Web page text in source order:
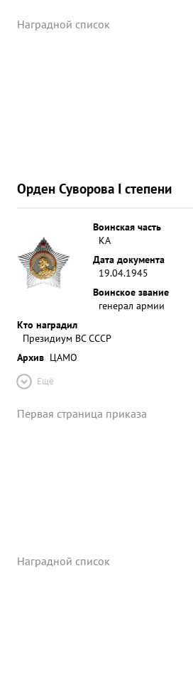
Наградной список
Орден Суворова I степени
Воинская часть
КА
Дата документа
19.04.1945
Воинское звание
генерал армии
Кто наградил
Президиум ВС СССР
Архив ЦАМО
Ещё
Первая страница приказа
Наградной список